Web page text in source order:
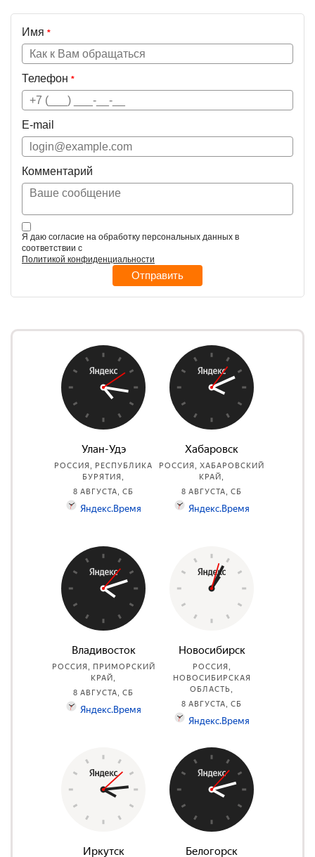
Имя *
Телефон *
E-mail
Комментарий
Я даю согласие на обработку персональных данных в
соответствии с
Политикой конфиденциальности
Отправить